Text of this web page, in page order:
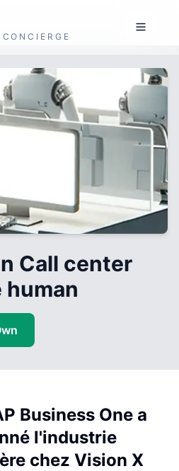
Call center
human
Business One a
l'industrie
chez Vision X